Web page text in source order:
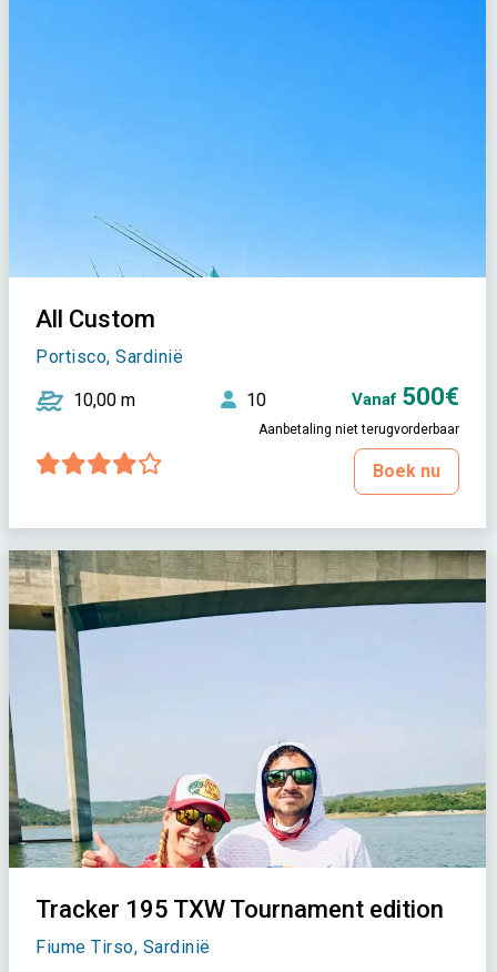
All Custom
Portisco, Sardinië
10,00 m 10 Vanaf 500€
Aanbetaling niet terugvorderbaar
Boek nu
Tracker 195 TXW Tournament edition
Fiume Tirso, Sardinië